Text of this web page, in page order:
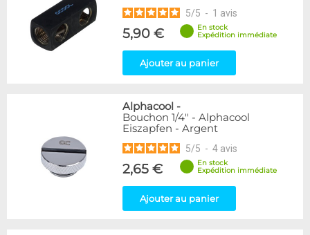
Violet
4
Couleur
2
39
280
Forme
5
5/5 - 1 avis
5,90 €
En stock
Expédition immédiate
Ajouter au panier
Alphacool -
Bouchon 1/4" - Alphacool
Eiszapfen - Argent
5/5 - 4 avis
2,65 €
En stock
Expédition immédiate
Ajouter au panier